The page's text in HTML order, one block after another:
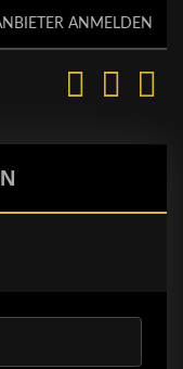
ANMELDEN